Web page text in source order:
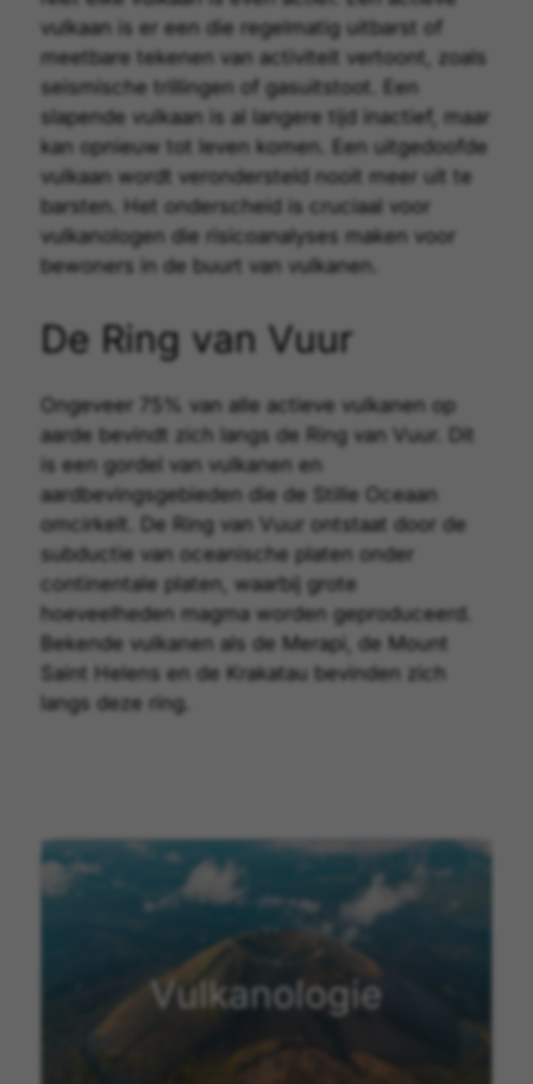
vulkaan is er een die regelmatig uitbarst of
meetbare tekenen van activiteit vertoont, zoals
seismische trillingen of gasuitstoot. Een
slapende vulkaan is al langere tijd inactief, maar
kan opnieuw tot leven komen. Een uitgedoofde
vulkaan wordt verondersteld nooit meer uit te
barsten. Het onderscheid is cruciaal voor
vulkanologen die risicoanalyses maken voor
bewoners in de buurt van vulkanen.
De Ring van Vuur
Ongeveer 75% van alle actieve vulkanen op
aarde bevindt zich langs de Ring van Vuur . Dit
is een gordel van vulkanen en
aardbevingsgebieden die de Stille Oceaan
omcirkelt. De Ring van Vuur ontstaat door de
subductie van oceanische platen onder
continentale platen, waarbij grote
hoeveelheden magma worden geproduceerd.
Bekende vulkanen als de Merapi , de Mount
Saint Helens en de Krakatau bevinden zich
langs deze ring.
Vulkanologie